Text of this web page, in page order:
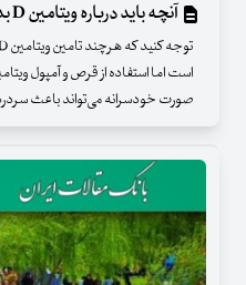
آنچه باید درباره ویتامین D بدانید
صورت خودسرانه می‌تواند باعث